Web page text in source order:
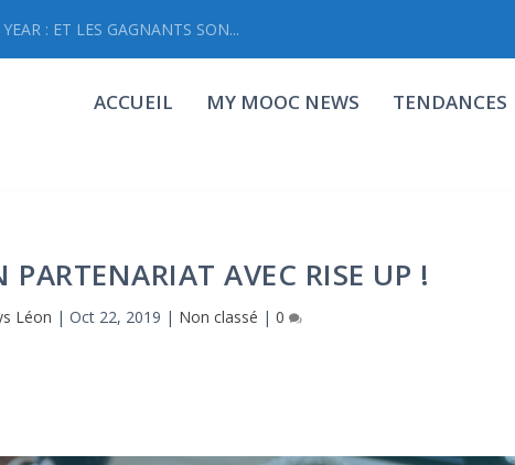
: ET LES GAGNANTS SON...
ACCUEIL MY MOOC NEWS TENDANCES
PARTENARIAT AVEC RISE UP !
Léon |Oct 22, 2019 | Non classé |0